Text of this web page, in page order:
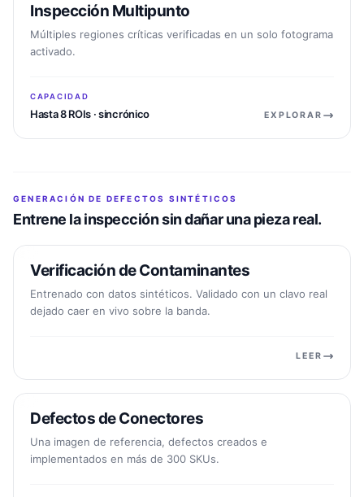
APLICACIÓN
Inspección Multipunto
Múltiples regiones críticas verificadas en un solo fotograma
activado.
CAPACIDAD
Hasta 8 ROIs · sincrónico EXPLORAR
GENERACIÓN DE DEFECTOS SINTÉTICOS
Entrene la inspección sin dañar una pieza real.
ALIMENTOS Y BEBIDAS
Verificación de Contaminantes
Entrenado con datos sintéticos. Validado con un clavo real
dejado caer en vivo sobre la banda.
LEER
ELECTRÓNICA
Defectos de Conectores
Una imagen de referencia, defectos creados e
implementados en más de 300 SKUs.